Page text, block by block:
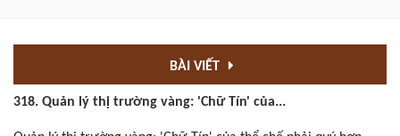
BÀI VIẾT
318. Quản lý thị trường vàng: 'Chữ Tín' của...